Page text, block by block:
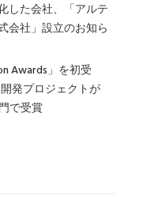
した会社、「アルテ
会社」設立のお知ら
Awards」を初受
発プロジェクトが
で受賞